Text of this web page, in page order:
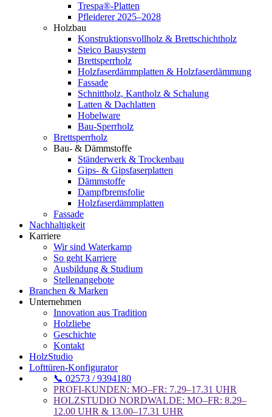
Trespa®-Platten
Pfleiderer 2025–2028
Holzbau
Konstruktionsvollholz & Brettschichtholz
Steico Bausystem
Brettsperrholz
Holzfaserdämmplatten & Holzfaserdämmung
Fassade
Schnittholz, Kantholz & Schalung
Latten & Dachlatten
Hobelware
Bau-Sperrholz
Brettsperrholz
Bau- & Dämmstoffe
Ständerwerk & Trockenbau
Gips- & Gipsfaserplatten
Dämmstoffe
Dampfbremsfolie
Holzfaserdämmplatten
Fassade
Nachhaltigkeit
Karriere
Wir sind Waterkamp
So geht Karriere
Ausbildung & Studium
Stellenangebote
Branchen & Marken
Unternehmen
Innovation aus Tradition
Holzliebe
Geschichte
Kontakt
HolzStudio
Lofttüren-Konfigurator
📞 02573 / 9394180
PROFI-KUNDEN: MO–FR: 7.29–17.31 UHR
HOLZSTUDIO NORDWALDE: MO–FR: 8.29–
12.00 UHR & 13.00–17.31 UHR